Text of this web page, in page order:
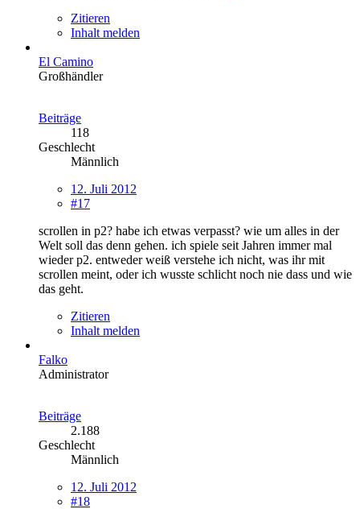
Zitieren
Inhalt melden
El Camino
Großhändler
Beiträge
118
Geschlecht
Männlich
12. Juli 2012
#17
scrollen in p2? habe ich etwas verpasst? wie um alles in der
Welt soll das denn gehen. ich spiele seit Jahren immer mal
wieder p2. entweder weiß verstehe ich nicht, was ihr mit
scrollen meint, oder ich wusste schlicht noch nie dass und wie
das geht.
Zitieren
Inhalt melden
Falko
Administrator
Beiträge
2.188
Geschlecht
Männlich
12. Juli 2012
#18